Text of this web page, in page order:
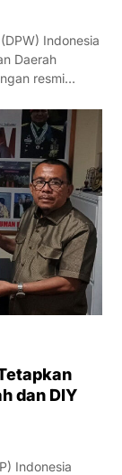
Indonesia
Daerah
resmi…
dan DIY
Indonesia